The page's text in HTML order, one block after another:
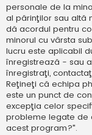
personale de la
al părinţilor sau altă
dă acordul pentru
minorul cu vârsta
lucru este aplicabil
înregistrează - sau
înregistraţi,
Reţineţi că echipa
este un punct de
excepţia celor
probleme legate de
acest program?".